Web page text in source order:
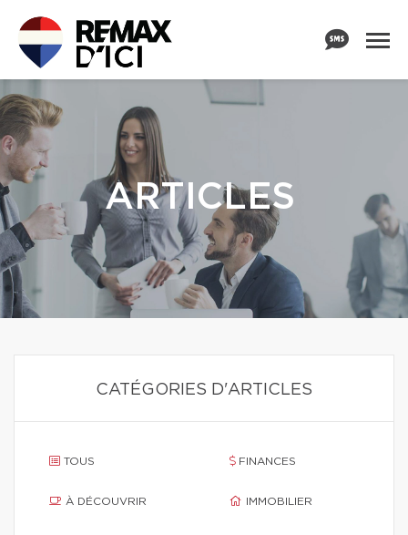
ARTICLES
CATÉGORIES D'ARTICLES
TOUS
À DÉCOUVRIR
FINANCES
IMMOBILIER